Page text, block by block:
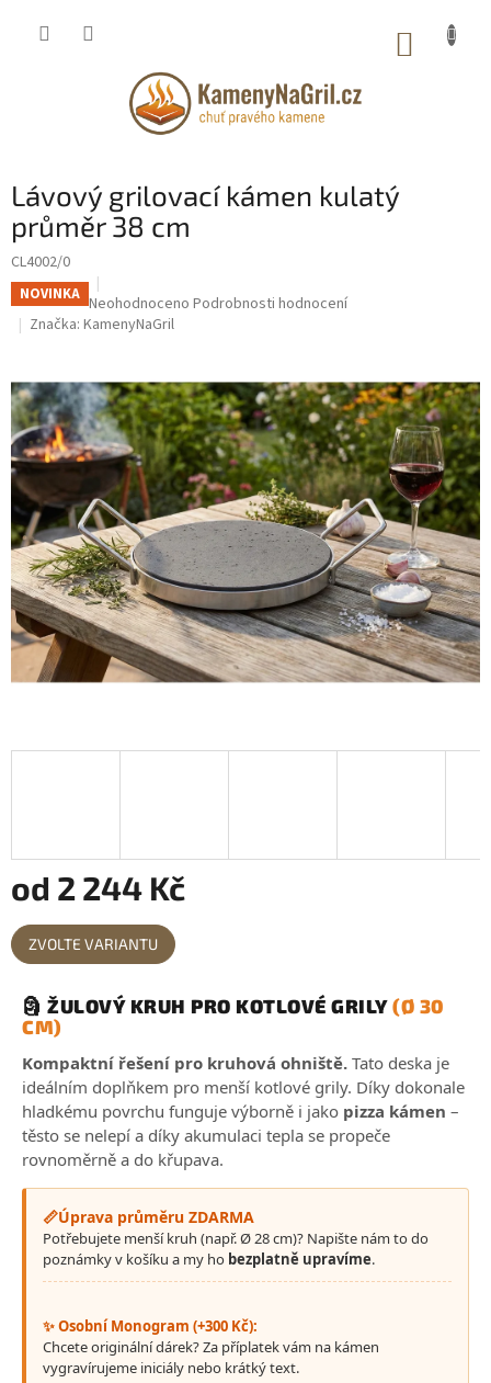
Lávový grilovací kámen kulatý
průměr 38 cm
CL4002/0
NOVINKA Průměrné
hodnocení
0,0
z
5
hvězdiček.
Neohodnoceno Podrobnosti hodnocení
Značka: KamenyNaGril
od 2 244 Kč
Měrná
cena:ZVOLTE VARIANTU
🗿 ŽULOVÝ KRUH PRO KOTLOVÉ GRILY(Ø 30
CM)
Kompaktní řešení pro kruhová ohniště. Tato deska je
ideálním doplňkem pro menší kotlové grily. Díky dokonale
hladkému povrchu funguje výborně i jako pizza kámen –
těsto se nelepí a díky akumulaci tepla se propeče
rovnoměrně a do křupava.
📏Úprava průměru ZDARMA
Potřebujete menší kruh (např. Ø 28 cm)? Napište nám to do
poznámky v košíku a my ho bezplatně upravíme.
✨ Osobní Monogram (+300 Kč):
Chcete originální dárek? Za příplatek vám na kámen
vygravírujeme iniciály nebo krátký text.